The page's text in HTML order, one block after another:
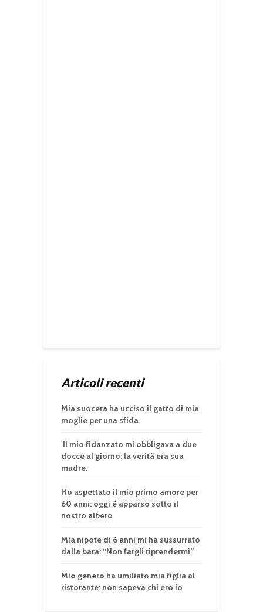
Articoli recenti
Mia suocera ha ucciso il gatto di mia
moglie per una sfida
Il mio fidanzato mi obbligava a due
docce al giorno: la verità era sua
madre.
Ho aspettato il mio primo amore per
60 anni: oggi è apparso sotto il
nostro albero
Mia nipote di 6 anni mi ha sussurrato
dalla bara: “Non fargli riprendermi”
Mio genero ha umiliato mia figlia al
ristorante: non sapeva chi ero io